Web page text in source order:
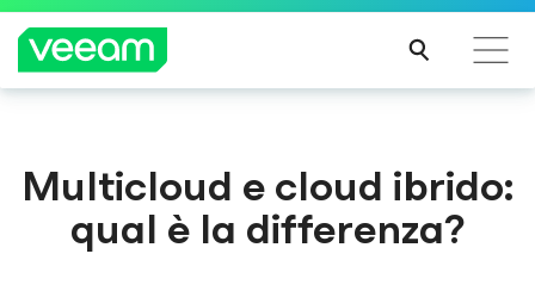
dall'aggiornamento dei contenuti di CrowdStrike
PER
Multicloud e cloud ibrido:
qual è la differenza?